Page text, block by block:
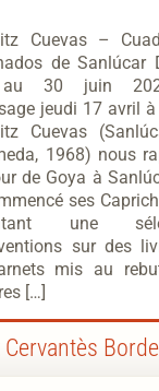
Cuevas –
de Sanlúcar
au 30 juin
jeudi 17 avril à
Cuevas
1968) nous
de Goya à
ses
une
sur des
mis au
[…]